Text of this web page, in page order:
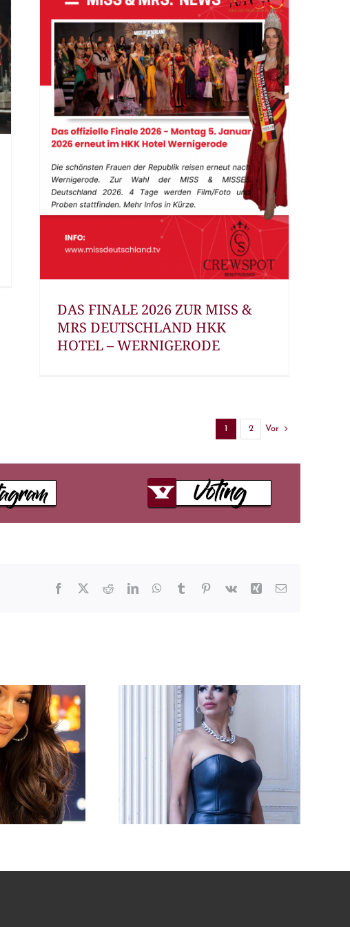
DAS FINALE 2026 ZUR MISS &
MRS DEUTSCHLAND HKK
HOTEL – WERNIGERODE
1 2 Vor
Facebook RedditLinkedInWhatsApp
Tumblr Pinterest
Vk Xing E-